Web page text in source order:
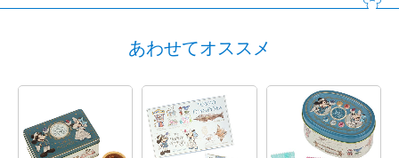
あわせてオススメ